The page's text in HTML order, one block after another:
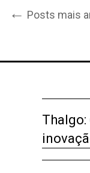
Post
← Posts mais
Thalgo: